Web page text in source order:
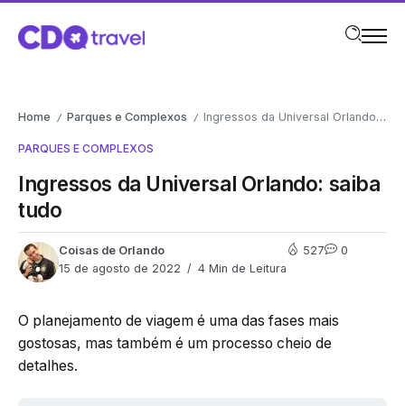
Home / Parques e Complexos / Ingressos da Universal Orlando: saiba tudo
PARQUES E COMPLEXOS
Ingressos da Universal Orlando: saiba
tudo
Coisas de Orlando
15 de agosto de 2022
4 Min de Leitura
527 0
O planejamento de viagem é uma das fases mais
gostosas, mas também é um processo cheio de
detalhes.